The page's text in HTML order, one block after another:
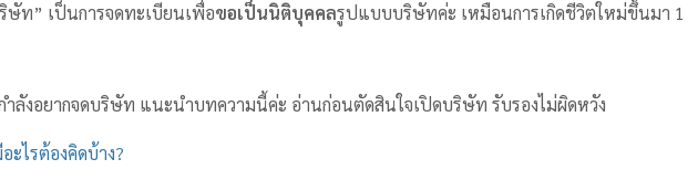
ษัท” เป็นการจดทะเบียนเพื่อขอเป็นนิติบุคคลรูปแบบบริษัทค่ะ เหมือนการเกิดชีวิตใหม่ขึ้นมา 1
ำลังอยากจดบริษัท แนะนำบทความนี้ค่ะ อ่านก่อนตัดสินใจเปิดบริษัท รับรองไม่ผิดหวัง
ะไรต้องคิดบ้าง?